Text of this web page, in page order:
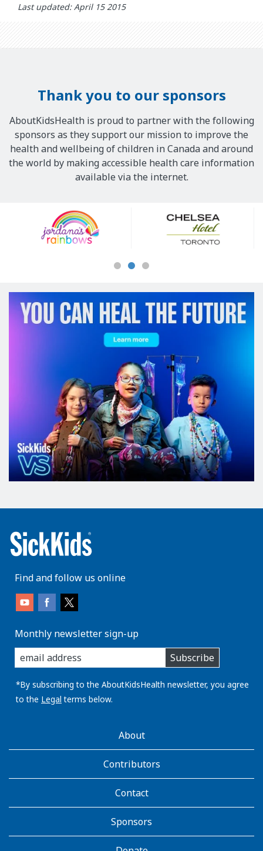
Last updated: April 15 2015
Thank you to our sponsors
AboutKidsHealth is proud to partner with the following
sponsors as they support our mission to improve the
health and wellbeing of children in Canada and around
the world by making accessible health care information
available via the internet.
Sponsors
Find and follow us online
Monthly newsletter sign-up
enter
you
email
address:
Subscribe
*By subscribing to the AboutKidsHealth newsletter, you agree
to the Legal terms below.
AboutKidsHealthAbout
Contributors
Contact
Sponsors